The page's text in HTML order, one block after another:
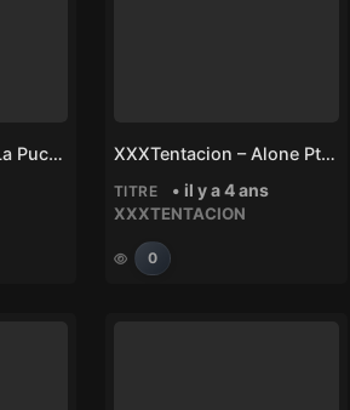
Natasha St-Pier – La Pucelle XXXTentacion – Alone Pt. 3
TITRE • il y a 4 ans
XXXTENTACION
0